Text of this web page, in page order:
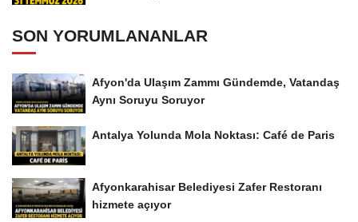
SON YORUMLANANLAR
Afyon'da Ulaşım Zammı Gündemde, Vatandaş
Aynı Soruyu Soruyor
Antalya Yolunda Mola Noktası: Café de Paris
Afyonkarahisar Belediyesi Zafer Restoranı
hizmete açıyor